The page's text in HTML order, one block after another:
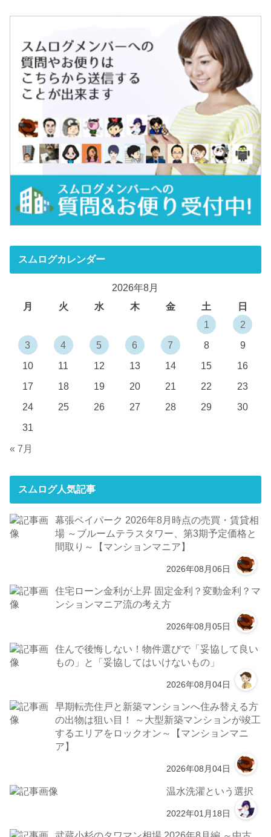
スムログカレンダー
2026年8月
月
火 水 木 金 土
日
1
2
3
4 5 6 7 8
9
10
11 12 13 14 15
16
17
18 19 20 21 22
23
24
25 26 27 28 29
30
31
« 7月
スムログ人気記事
幕張ベイパーク 2026年8月時点の売買・賃貸相
場 ～ブルームテラスタワー、第3期予定価格と
間取り～【マンションマニア】
2026年08月06日
住宅ローン金利が上昇 固定金利？変動金利？マ
ンションマニア流の考え方
2026年08月05日
住んで後悔しない！物件選びで「妥協して良い
もの」と「妥協してはいけないもの」
2026年08月04日
早期転売住戸と新築マンションへ住み替える方
の出物は狙い目！ ～大型新築マンションが竣工
するエリアをロックオン～【マンションマニ
ア】
2026年08月04日
温水洗濯という選択
2022年01月18日